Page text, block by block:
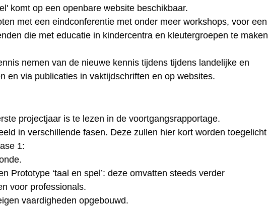
komt op een openbare website beschikbaar.
met een eindconferentie met onder meer workshops, voor een
die met educatie in kindercentra en kleutergroepen te maken
nemen van de nieuwe kennis tijdens tijdens landelijke en
en via publicaties in vaktijdschriften en op websites.
projectjaar is te lezen in de voortgangsrapportage.
in verschillende fasen. Deze zullen hier kort worden toegelicht
1:
Prototype ‘taal en spel’: deze omvatten steeds verder
voor professionals.
vaardigheden opgebouwd.